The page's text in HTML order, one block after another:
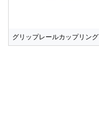
グリップレールカップリング